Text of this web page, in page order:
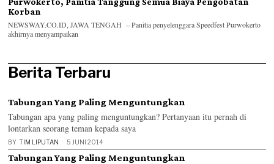
Korban
NEWSWAY.CO.ID, JAWA TENGAH – Panitia penyelenggara Speedfest Purwokerto
akhirnya menyampaikan
Berita Terbaru
Tabungan Yang Paling Menguntungkan
Tabungan apa yang paling menguntungkan? Pertanyaan itu pernah di
lontarkan seorang teman kepada saya
BY TIM LIPUTAN 5 JUNI 2014
Tabungan Yang Paling Menguntungkan